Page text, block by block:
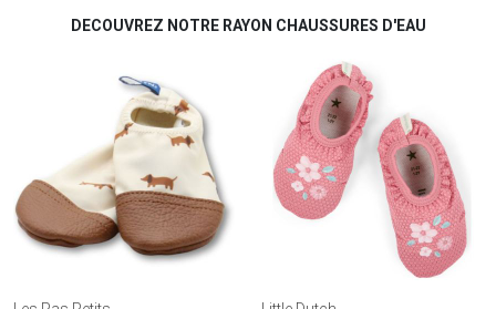
DECOUVREZ NOTRE RAYON CHAUSSURES D'EAU